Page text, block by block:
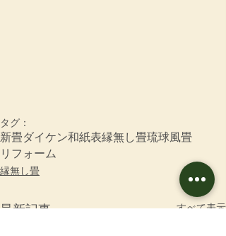
タグ：
新畳ダイケン和紙表縁無し畳琉球風畳
リフォーム
縁無し畳
最新記事 すべて表示